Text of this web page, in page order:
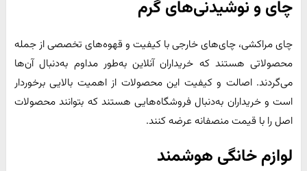
چای و نوشیدنی‌های گرم
چای مراکشی، چای‌های خارجی با کیفیت و قهوه‌های تخصصی از جمله
محصولاتی هستند که خریداران آنلاین به‌طور مداوم به‌دنبال آن‌ها
می‌گردند. اصالت و کیفیت این محصولات از اهمیت بالایی برخوردار
است و خریداران به‌دنبال فروشگاه‌هایی هستند که بتوانند محصولات
اصل را با قیمت منصفانه عرضه کنند.
لوازم خانگی هوشمند